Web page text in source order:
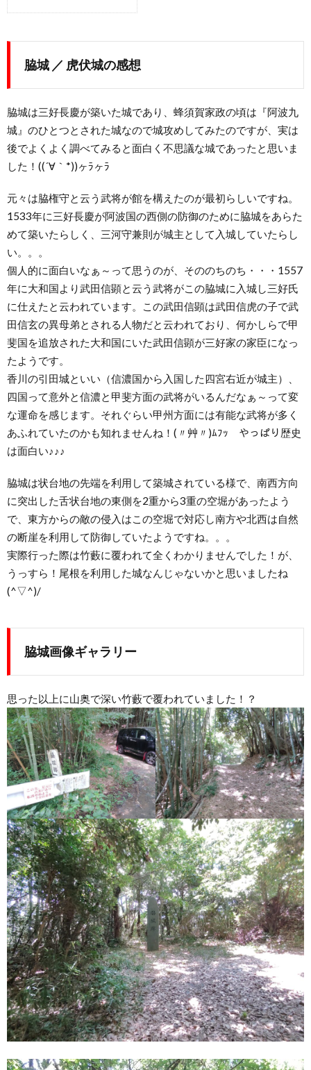
脇城 ／ 虎伏城の感想
脇城は三好長慶が築いた城であり、蜂須賀家政の頃は『阿波九
城』のひとつとされた城なので城攻めしてみたのですが、実は
後でよくよく調べてみると面白く不思議な城であったと思いま
した！((´∀｀*))ヶﾗヶﾗ
元々は脇権守と云う武将が館を構えたのが最初らしいですね。
1533年に三好長慶が阿波国の西側の防御のために脇城をあらた
めて築いたらしく、三河守兼則が城主として入城していたらし
い。。。
個人的に面白いなぁ～って思うのが、そののちのち・・・1557
年に大和国より武田信顕と云う武将がこの脇城に入城し三好氏
に仕えたと云われています。この武田信顕は武田信虎の子で武
田信玄の異母弟とされる人物だと云われており、何かしらで甲
斐国を追放された大和国にいた武田信顕が三好家の家臣になっ
たようです。
香川の引田城といい（信濃国から入国した四宮右近が城主）、
四国って意外と信濃と甲斐方面の武将がいるんだなぁ～って変
な運命を感じます。それぐらい甲州方面には有能な武将が多く
あふれていたのかも知れませんね！(〃艸〃)ﾑﾌｯ やっぱり歴史
は面白い♪♪♪
脇城は状台地の先端を利用して築城されている様で、南西方向
に突出した舌状台地の東側を2重から3重の空堀があったよう
で、東方からの敵の侵入はこの空堀で対応し南方や北西は自然
の断崖を利用して防御していたようですね。。。
実際行った際は竹藪に覆われて全くわかりませんでした！が、
うっすら！尾根を利用した城なんじゃないかと思いましたね
(^▽^)/
脇城画像ギャラリー
思った以上に山奥で深い竹藪で覆われていました！？